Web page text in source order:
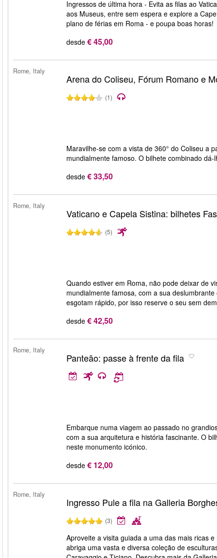
Ingressos de última hora - Evita as filas ao
aos Museus, entre sem espera e explore a
plano de férias em Roma - e poupa boas horas!
desde € 45,00
Rome, Italy
Arena do Coliseu, Fórum Romano e
(1)
Maravilhe-se com a vista de 360° do Coliseu a
mundialmente famoso. O bilhete combinado
desde € 33,50
Rome, Italy
Vaticano e Capela Sistina: bilhetes
(5)
Quando estiver em Roma, não pode deixar de
mundialmente famosa, com a sua
esgotam rápido, por isso reserve o seu sem
desde € 42,50
Rome, Italy
Panteão: passe à frente da fila
Embarque numa viagem ao passado no
com a sua arquitetura e história fascinante. O
neste monumento icónico.
desde € 12,00
Rome, Italy
Ingresso Pule a fila na Galleria
(3)
Aproveite a visita guiada a uma das mais ricas
abriga uma vasta e diversa coleção de